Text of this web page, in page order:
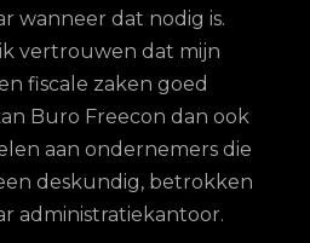
wanneer dat nodig is.
vertrouwen dat mijn
fiscale zaken goed
Buro Freecon dan ook
aan ondernemers die
deskundig, betrokken
administratiekantoor.